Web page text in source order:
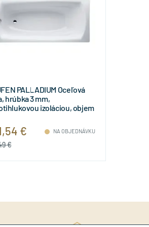
PALLADIUM Oceľová
hrúbka 3 mm,
izoláciou, objem
€
€
NA OBJEDNÁVKU